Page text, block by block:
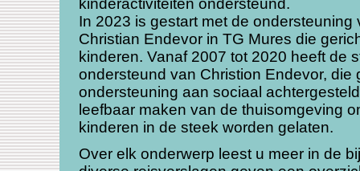
kinderactiviteiten ondersteund.
In 2023 is gestart met de ondersteuning
Christian Endevor in TG Mures die
kinderen. Vanaf 2007 tot 2020 heeft de
ondersteund van Christion Endevor, die
ondersteuning aan sociaal
leefbaar maken van de thuisomgeving
kinderen in de steek worden gelaten.
Over elk onderwerp leest u meer in de